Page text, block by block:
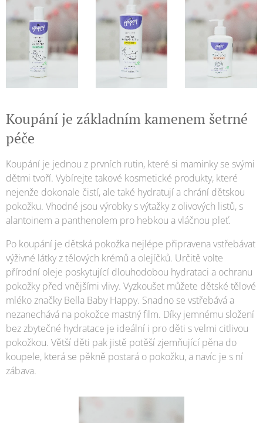
Koupání je základním kamenem šetrné
péče
Koupání je jednou z prvních rutin, které si maminky se svými
dětmi tvoří. Vybírejte takové kosmetické produkty, které
nejenže dokonale čistí, ale také hydratují a chrání dětskou
pokožku. Vhodné jsou výrobky s výtažky z olivových listů, s
alantoinem a panthenolem pro hebkou a vláčnou pleť.
Po koupání je dětská pokožka nejlépe připravena vstřebávat
výživné látky z tělových krémů a olejíčků. Určitě volte
přírodní oleje poskytující dlouhodobou hydrataci a ochranu
pokožky před vnějšími vlivy. Vyzkoušet můžete dětské tělové
mléko značky Bella Baby Happy. Snadno se vstřebává a
nezanechává na pokožce mastný film. Díky jemnému složení
bez zbytečné hydratace je ideální i pro děti s velmi citlivou
pokožkou. Větší děti pak jistě potěší zjemňující pěna do
koupele, která se pěkně postará o pokožku, a navíc je s ní
zábava.